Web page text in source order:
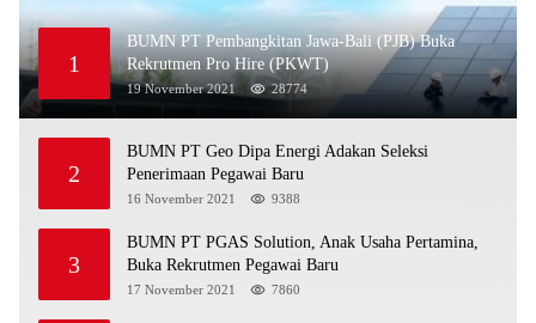
1
BUMN PT Pembangkitan Jawa-Bali (PJB) Buka
Rekrutmen Pro Hire (PKWT)
19 November 2021 28774
2
BUMN PT Geo Dipa Energi Adakan Seleksi
Penerimaan Pegawai Baru
16 November 2021 9388
3
BUMN PT PGAS Solution, Anak Usaha Pertamina,
Buka Rekrutmen Pegawai Baru
17 November 2021 7860